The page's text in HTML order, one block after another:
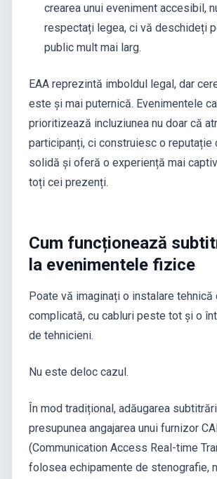
crearea unui eveniment accesibil,
respectați legea, ci vă deschideți
public mult mai larg.
EAA reprezintă imboldul legal, dar
este și mai puternică. Evenimentele
prioritizează incluziunea nu doar că
participanți, ci construiesc o reputație
solidă și oferă o experiență mai
toți cei prezenți.
Cum funcționează
la evenimentele fizice
Poate vă imaginați o instalare tehnică
complicată, cu cabluri peste tot și o
de tehnicieni.
Nu este deloc cazul.
În mod tradițional, adăugarea
presupunea angajarea unui furnizor
(Communication Access Real-time
folosea echipamente de stenografie,